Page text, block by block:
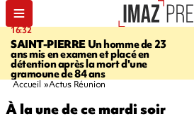
16:32
SAINT-PIERREUn homme de 23
ans mis en examen et placé en
détention après la mort d'une
gramoune de 84 ans
Accueil Actus Réunion
À la une de ce mardi soir